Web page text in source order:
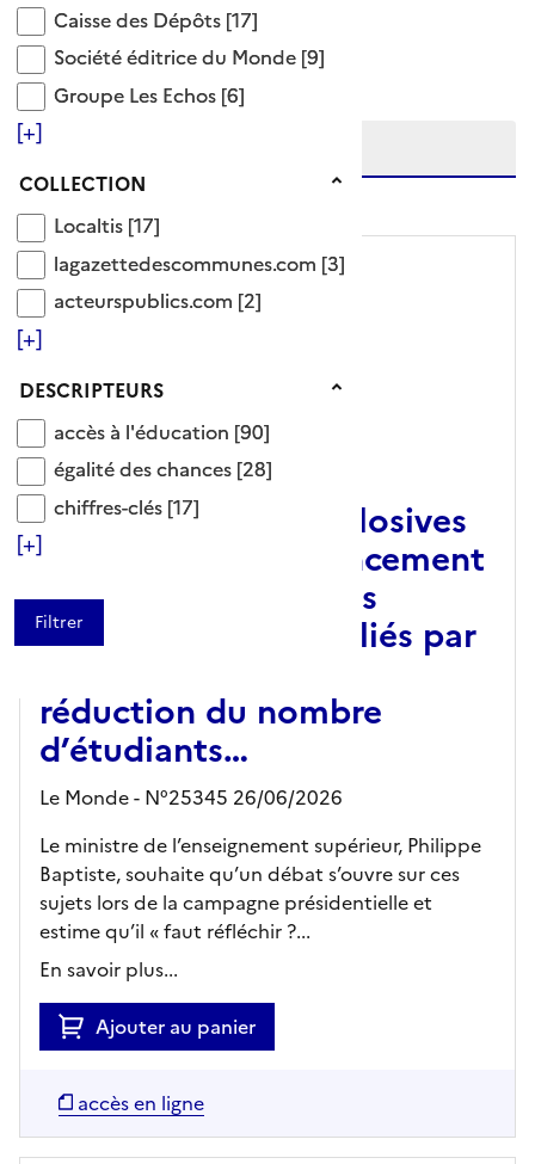
Caisse des Dépôts
Caisse des Dépôts [17]
Société éditrice du Monde
Société éditrice du Monde [9]
Groupe Les Echos
Groupe Les Echos [6]
[+]
Collection
COLLECTION
Localtis
Localtis [17]
lagazettedescommunes.com
lagazettedescommunes.com [3]
acteurspublics.com
acteurspublics.com [2]
[+]
Descripteurs
DESCRIPTEURS
accès à l'éducation
accès à l'éducation [90]
égalité des chances
égalité des chances [28]
chiffres-clés
chiffres-clés [17]
[+]
Tris disponibles (Ouverture d'une modale)
Ajouter le résultat au panier
Affiner la recherche
Etendre la recherche sur
niveau(x) vers le bas
Les conclusions explosives
des Assises du financement
des universités : frais
d’inscription multipliés par
réduction du nombre
d’étudiants…
Le Monde - N°25345 26/06/2026
Le ministre de l’enseignement supérieur, Philippe
Baptiste, souhaite qu’un débat s’ouvre sur ces
sujets lors de la campagne présidentielle et
estime qu’il « faut réfléchir ?...
En savoir plus...
Ajouter au panier
accès en ligne